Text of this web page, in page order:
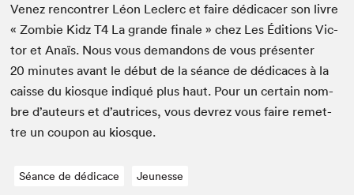
Venez ren­con­tr­er Léon Leclerc et faire dédi­cac­er son livre
« Zom­bie KidzT4 La grande finale » chez Les Édi­tions Vic­
tor et Anaïs. Nous vous deman­dons de vous présen­ter
20 min­utes avant le début de la séance de dédi­caces à la
caisse du kiosque indiqué plus haut. Pour un cer­tain nom­
bre d’auteurs et d’autrices, vous devrez vous faire remet­
tre un coupon au kiosque.
Séance de dédicace Jeunesse